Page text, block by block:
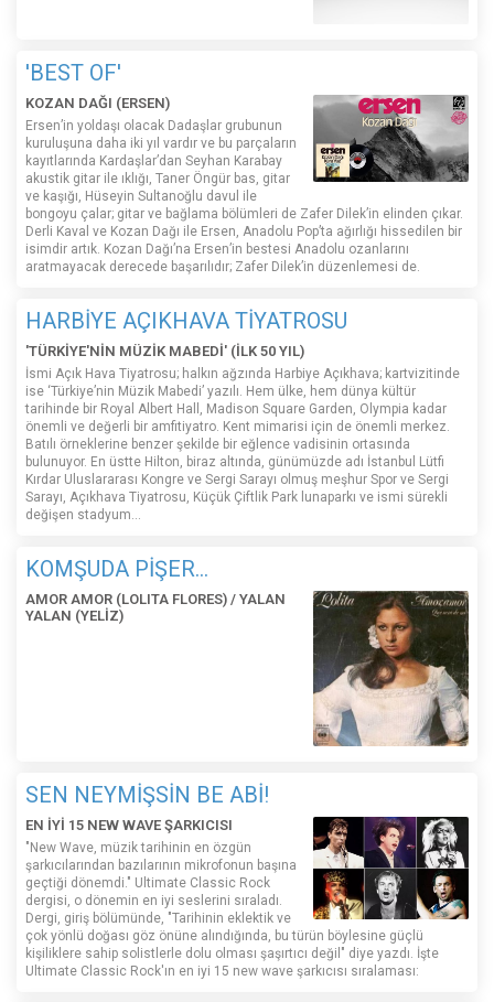
'BEST OF'
KOZAN DAĞI (ERSEN)
Ersen’in yoldaşı olacak Dadaşlar grubunun
kuruluşuna daha iki yıl vardır ve bu parçaların
kayıtlarında Kardaşlar’dan Seyhan Karabay
akustik gitar ile ıklığı, Taner Öngür bas, gitar
ve kaşığı, Hüseyin Sultanoğlu davul ile
bongoyu çalar; gitar ve bağlama bölümleri de Zafer Dilek’in elinden çıkar.
Derli Kaval ve Kozan Dağı ile Ersen, Anadolu Pop’ta ağırlığı hissedilen bir
isimdir artık. Kozan Dağı’na Ersen’in bestesi Anadolu ozanlarını
aratmayacak derecede başarılıdır; Zafer Dilek’in düzenlemesi de.
HARBİYE AÇIKHAVA TİYATROSU
'TÜRKİYE'NİN MÜZİK MABEDİ' (İLK 50 YIL)
İsmi Açık Hava Tiyatrosu; halkın ağzında Harbiye Açıkhava; kartvizitinde
ise ‘Türkiye’nin Müzik Mabedi’ yazılı. Hem ülke, hem dünya kültür
tarihinde bir Royal Albert Hall, Madison Square Garden, Olympia kadar
önemli ve değerli bir amfitiyatro. Kent mimarisi için de önemli merkez.
Batılı örneklerine benzer şekilde bir eğlence vadisinin ortasında
bulunuyor. En üstte Hilton, biraz altında, günümüzde adı İstanbul Lütfi
Kırdar Uluslararası Kongre ve Sergi Sarayı olmuş meşhur Spor ve Sergi
Sarayı, Açıkhava Tiyatrosu, Küçük Çiftlik Park lunaparkı ve ismi sürekli
değişen stadyum…
KOMŞUDA PİŞER...
AMOR AMOR (LOLITA FLORES) / YALAN
YALAN (YELİZ)
SEN NEYMİŞSİN BE ABİ!
EN İYİ 15 NEW WAVE ŞARKICISI
"New Wave, müzik tarihinin en özgün
şarkıcılarından bazılarının mikrofonun başına
geçtiği dönemdi." Ultimate Classic Rock
dergisi, o dönemin en iyi seslerini sıraladı.
Dergi, giriş bölümünde, "Tarihinin eklektik ve
çok yönlü doğası göz önüne alındığında, bu türün böylesine güçlü
kişiliklere sahip solistlerle dolu olması şaşırtıcı değil" diye yazdı. İşte
Ultimate Classic Rock'ın en iyi 15 new wave şarkıcısı sıralaması: